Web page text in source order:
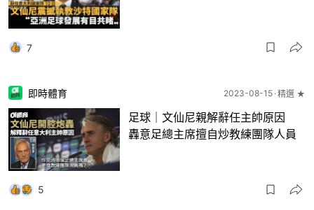
7
即時體育 2023-08-15 精選 ★
足球｜文仙尼親解辭任主帥原因
轟意足總主席擅自炒教練團隊人員
5